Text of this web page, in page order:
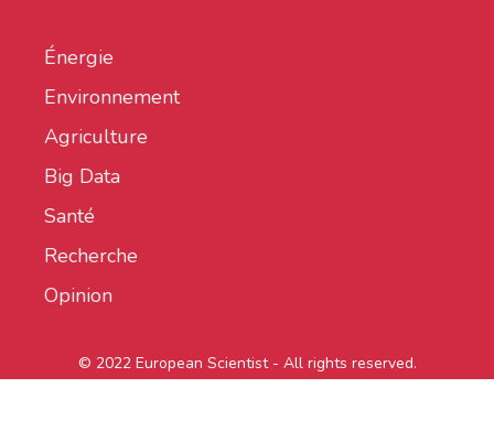
Énergie
Environnement
Agriculture
Big Data
Santé
Recherche
Opinion
© 2022 European Scientist - All rights reserved.